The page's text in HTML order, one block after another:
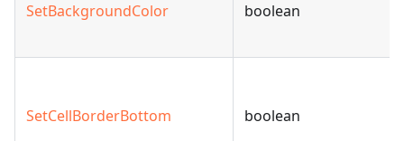
SetBackgroundColor boolean
SetCellBorderBottom boolean